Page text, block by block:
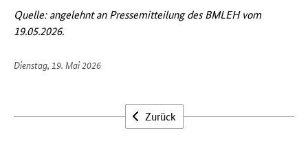
Quelle: angelehnt an Pressemitteilung des BMLEH vom
19.05.2026.
Dienstag, 19. Mai 2026
Zurück